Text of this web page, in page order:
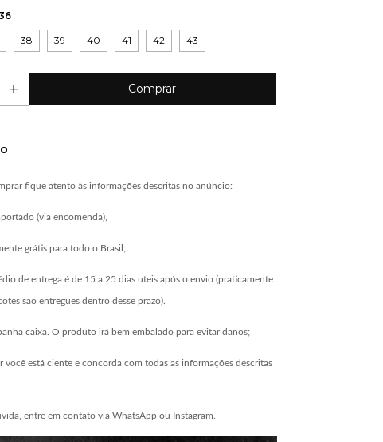
38 39 40 41 42 43
fique atento às informações descritas no anúncio:
(via encomenda),
grátis para todo o Brasil;
de entrega é de 15 a 25 dias uteis após o envio (praticamente
são entregues dentro desse prazo).
caixa. O produto irá bem embalado para evitar danos;
você está ciente e concorda com todas as informações descritas
entre em contato via WhatsApp ou Instagram.